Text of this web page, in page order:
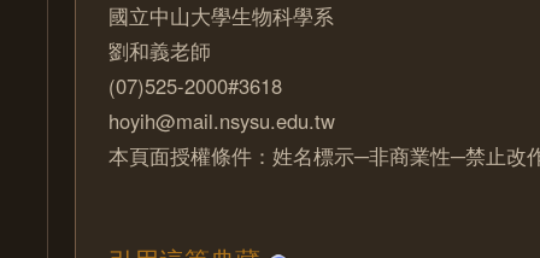
國立中山大學生物科學系
劉和義老師
(07)525-2000#3618
hoyih@mail.nsysu.edu.tw
本頁面授權條件：姓名標示─非商業性─禁止改